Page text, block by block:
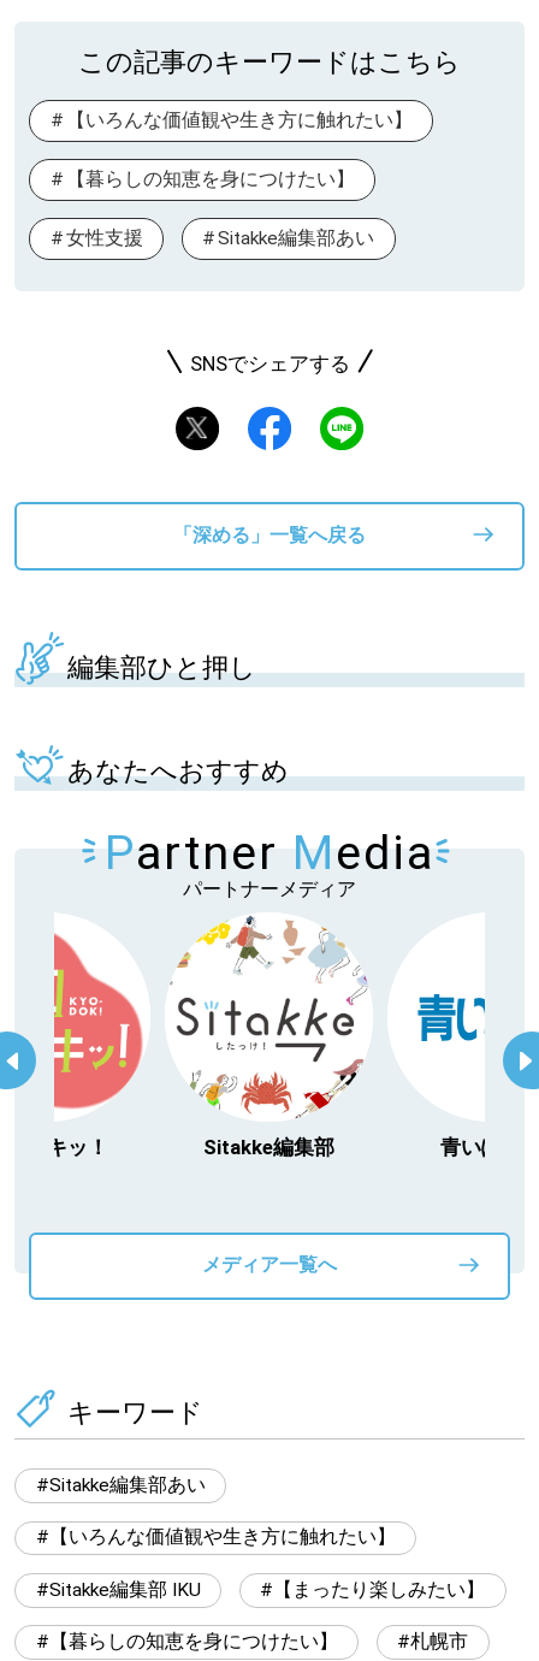
この記事のキーワードはこちら
【いろんな価値観や生き方に触れたい】
【暮らしの知恵を身につけたい】
女性支援 Sitakke編集部あい
SNSでシェアする
「深める」一覧へ戻る
編集部ひと押し
あなたへおすすめ
Partner Media
パートナーメディア
編集部 青いぽすと
「北海道３
メディア一覧へ
キーワード
Sitakke編集部あい
【いろんな価値観や生き方に触れたい】
Sitakke編集部 IKU 【まったり楽しみたい】
【暮らしの知恵を身につけたい】 札幌市